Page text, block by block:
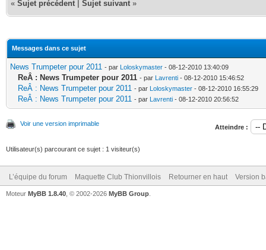
« Sujet précédent Sujet suivant »
Messages dans ce sujet
News Trumpeter pour 2011 - par Loloskymaster - 08-12-2010 13:40:09
ReÂ : News Trumpeter pour 2011 - par Lavrenti - 08-12-2010 15:46:52
ReÂ : News Trumpeter pour 2011 - par Loloskymaster - 08-12-2010 16:55:29
ReÂ : News Trumpeter pour 2011 - par Lavrenti - 08-12-2010 20:56:52
Voir une version imprimable Atteindre :
Utilisateur(s) parcourant ce sujet : 1 visiteur(s)
L’équipe du forum Maquette Club Thionvillois Retourner en haut Version
Moteur MyBB 1.8.40 , © 2002-2026 MyBB Group